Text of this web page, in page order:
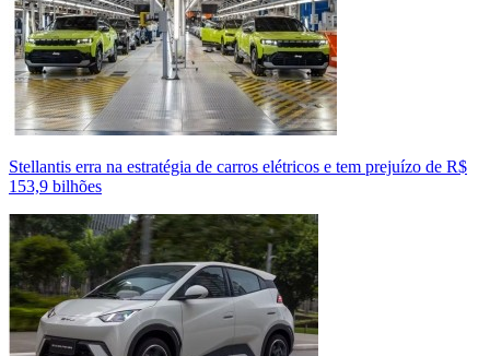
Stellantis erra na estratégia de carros elétricos e tem prejuízo de R$
153,9 bilhões